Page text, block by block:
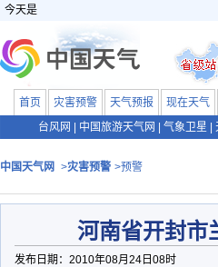
今天是
首页 灾害预警 天气预报 现在天气
台风网
中国旅游天气网 气象卫星
中国天气网 >灾害预警 >预警
河南省开封市
发布日期：2010年08月24日08时